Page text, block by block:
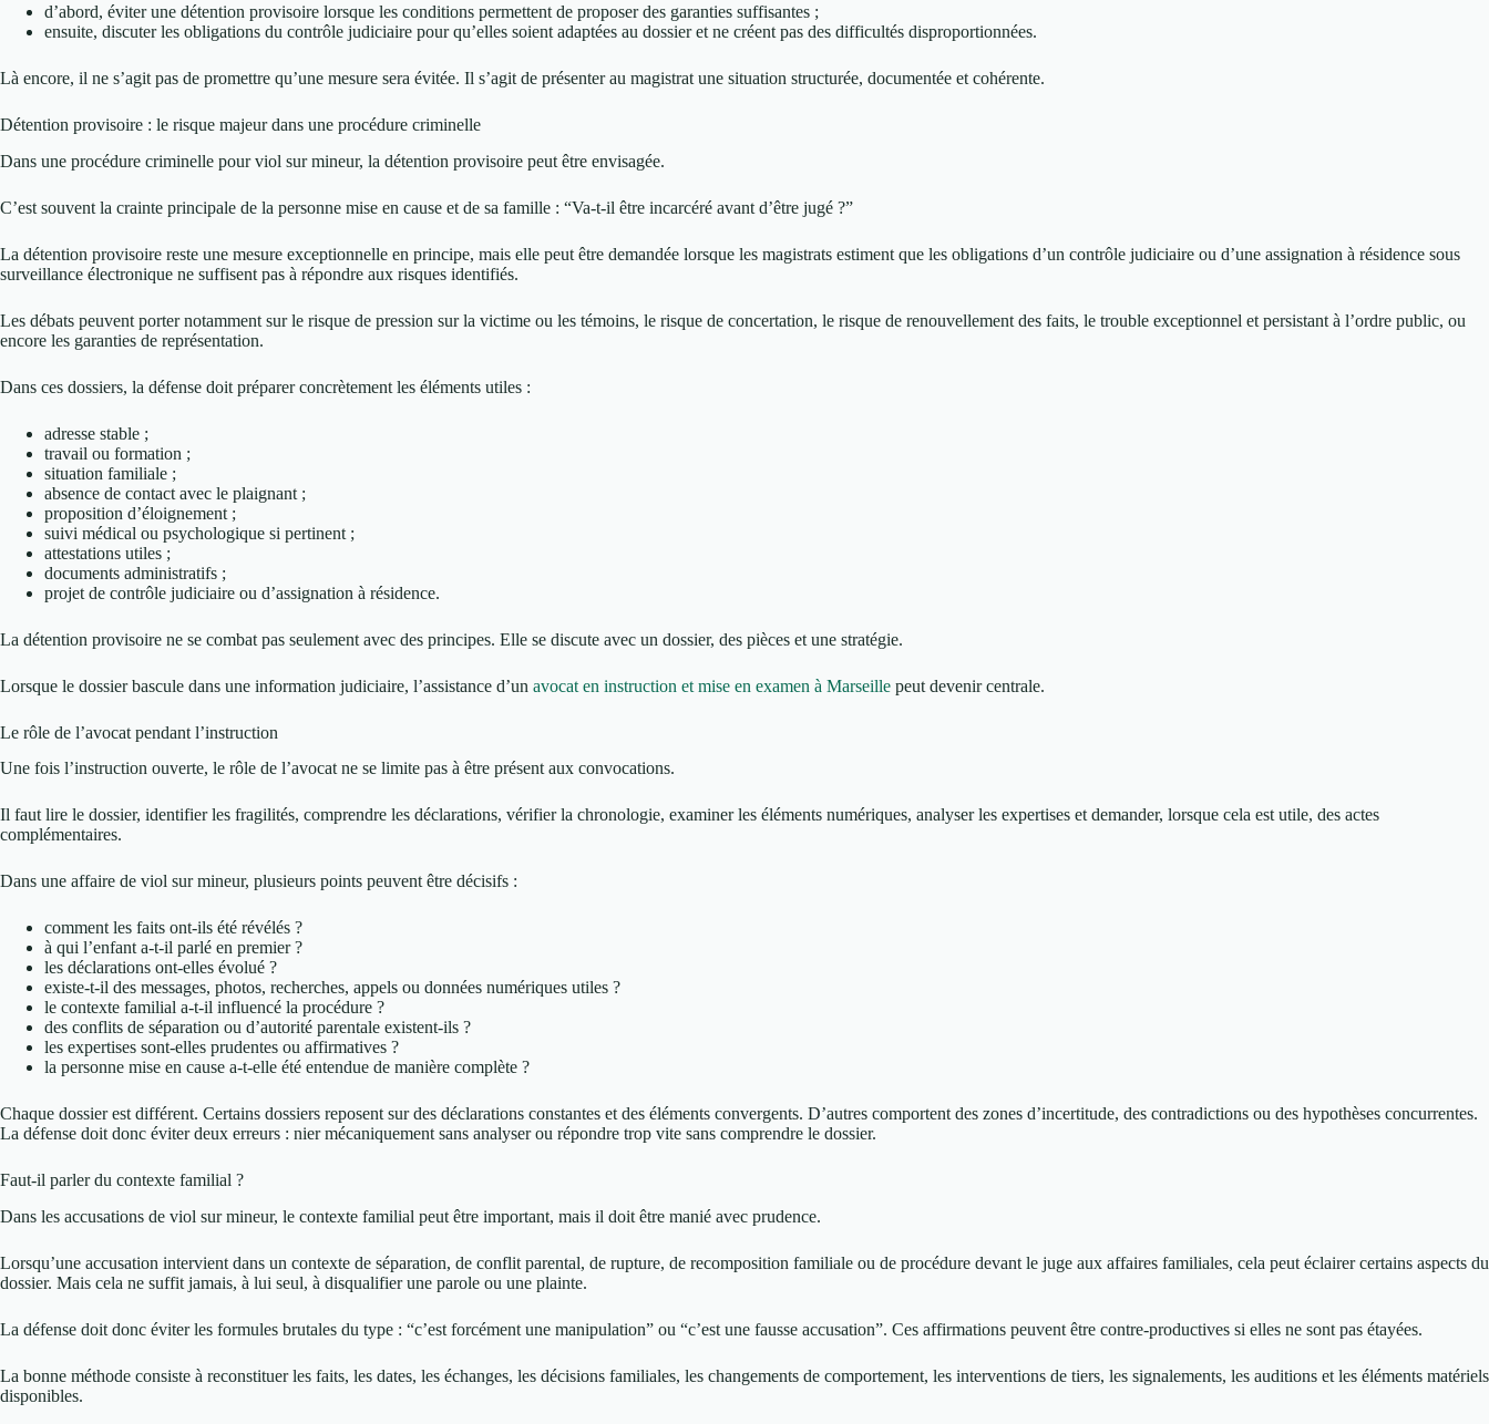
d’abord, éviter une détention provisoire lorsque les conditions permettent de proposer des garanties suffisantes ;
ensuite, discuter les obligations du contrôle judiciaire pour qu’elles soient adaptées au dossier et ne créent pas des difficultés disproportionnées.
Là encore, il ne s’agit pas de promettre qu’une mesure sera évitée. Il s’agit de présenter au magistrat une situation structurée, documentée et cohérente.
Détention provisoire : le risque majeur dans une procédure criminelle
Dans une procédure criminelle pour viol sur mineur, la détention provisoire peut être envisagée.
C’est souvent la crainte principale de la personne mise en cause et de sa famille : “Va-t-il être incarcéré avant d’être jugé ?”
La détention provisoire reste une mesure exceptionnelle en principe, mais elle peut être demandée lorsque les magistrats estiment que les obligations d’un contrôle judiciaire ou d’une assignation à résidence sous
surveillance électronique ne suffisent pas à répondre aux risques identifiés.
Les débats peuvent porter notamment sur le risque de pression sur la victime ou les témoins, le risque de concertation, le risque de renouvellement des faits, le trouble exceptionnel et persistant à l’ordre public, ou
encore les garanties de représentation.
Dans ces dossiers, la défense doit préparer concrètement les éléments utiles :
adresse stable ;
travail ou formation ;
situation familiale ;
absence de contact avec le plaignant ;
proposition d’éloignement ;
suivi médical ou psychologique si pertinent ;
attestations utiles ;
documents administratifs ;
projet de contrôle judiciaire ou d’assignation à résidence.
La détention provisoire ne se combat pas seulement avec des principes. Elle se discute avec un dossier, des pièces et une stratégie.
Lorsque le dossier bascule dans une information judiciaire, l’assistance d’un avocat en instruction et mise en examen à Marseille peut devenir centrale.
Le rôle de l’avocat pendant l’instruction
Une fois l’instruction ouverte, le rôle de l’avocat ne se limite pas à être présent aux convocations.
Il faut lire le dossier, identifier les fragilités, comprendre les déclarations, vérifier la chronologie, examiner les éléments numériques, analyser les expertises et demander, lorsque cela est utile, des actes
complémentaires.
Dans une affaire de viol sur mineur, plusieurs points peuvent être décisifs :
comment les faits ont-ils été révélés ?
à qui l’enfant a-t-il parlé en premier ?
les déclarations ont-elles évolué ?
existe-t-il des messages, photos, recherches, appels ou données numériques utiles ?
le contexte familial a-t-il influencé la procédure ?
des conflits de séparation ou d’autorité parentale existent-ils ?
les expertises sont-elles prudentes ou affirmatives ?
la personne mise en cause a-t-elle été entendue de manière complète ?
Chaque dossier est différent. Certains dossiers reposent sur des déclarations constantes et des éléments convergents. D’autres comportent des zones d’incertitude, des contradictions ou des hypothèses concurrentes.
La défense doit donc éviter deux erreurs : nier mécaniquement sans analyser ou répondre trop vite sans comprendre le dossier.
Faut-il parler du contexte familial ?
Dans les accusations de viol sur mineur, le contexte familial peut être important, mais il doit être manié avec prudence.
Lorsqu’une accusation intervient dans un contexte de séparation, de conflit parental, de rupture, de recomposition familiale ou de procédure devant le juge aux affaires familiales, cela peut éclairer certains aspects du
dossier. Mais cela ne suffit jamais, à lui seul, à disqualifier une parole ou une plainte.
La défense doit donc éviter les formules brutales du type : “c’est forcément une manipulation” ou “c’est une fausse accusation”. Ces affirmations peuvent être contre-productives si elles ne sont pas étayées.
La bonne méthode consiste à reconstituer les faits, les dates, les échanges, les décisions familiales, les changements de comportement, les interventions de tiers, les signalements, les auditions et les éléments matériels
disponibles.